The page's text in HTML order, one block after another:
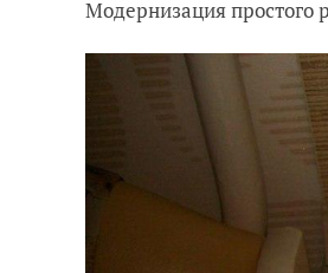
Модернизация простого